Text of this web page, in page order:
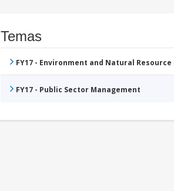
Temas
FY17 - Environment and Natural
FY17 - Public Sector Management